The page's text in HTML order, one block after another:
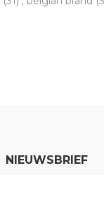
NIEUWSBRIEF